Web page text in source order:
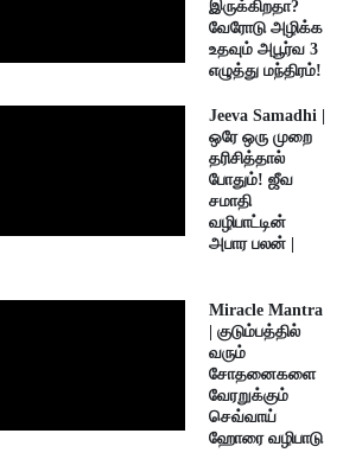
இருக்கிறதா?
வேரோடு அழிக்க
உதவும் அபூர்வ 3
எழுத்து மந்திரம்!
Jeeva Samadhi |
ஒரே ஒரு முறை
தரிசித்தால்
போதும்! ஜீவ
சமாதி
வழிபாட்டின்
அபார பலன் |
Miracle Mantra
| குடும்பத்தில்
வரும்
சோதனைகளை
வேரறுக்கும்
செவ்வாய்
ஹோரை வழிபாடு